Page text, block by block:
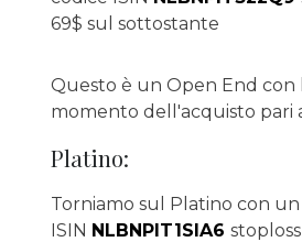
69$ sul sottostante
Questo è un Open End con
momento dell'acquisto pari
Platino:
Torniamo sul Platino con
ISIN NLBNPIT1SIA6